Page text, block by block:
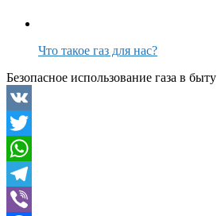
Что такое газ для нас?
Безопасное использование газа в быту
VK
Twitter
WhatsApp
Telegram